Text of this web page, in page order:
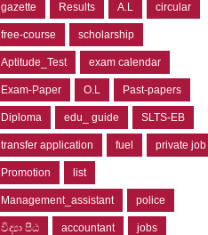
gazette Results A.L circular
free-course scholarship
Aptitude_Test exam calendar
Exam-Paper O.L Past-papers
Diploma edu_ guide SLTS-EB
transfer application fuel private job
Promotion list
Management_assistant police
විද්‍යා පීඨ accountant jobs